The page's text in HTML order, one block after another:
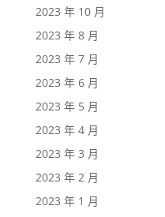
2023 年 10 月
2023 年 8 月
2023 年 7 月
2023 年 6 月
2023 年 5 月
2023 年 4 月
2023 年 3 月
2023 年 2 月
2023 年 1 月